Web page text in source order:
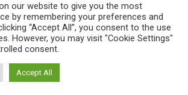
our website to give you the most
by remembering your preferences and
“Accept All”, you consent to the use
However, you may visit "Cookie Settings"
consent.
Accept All